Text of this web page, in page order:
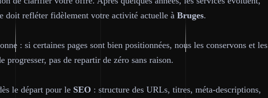
doit refléter fidèlement votre activité actuelle à Bruges.
: si certaines pages sont bien positionnées, nous les conservons et les
progresser, pas de repartir de zéro sans raison.
le départ pour le SEO : structure des URLs, titres, méta-descriptions,